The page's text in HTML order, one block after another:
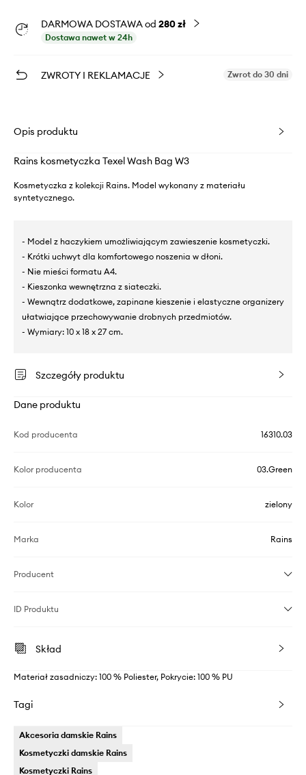
DARMOWA DOSTAWA od 280 zł
Dostawa nawet w 24h
ZWROTY I REKLAMACJE Zwrot do 30 dni
Opis produktu
Rains kosmetyczka Texel Wash Bag W3
Kosmetyczka z kolekcji Rains. Model wykonany z materiału
syntetycznego.
- Model z haczykiem umożliwiającym zawieszenie kosmetyczki.
- Krótki uchwyt dla komfortowego noszenia w dłoni.
- Nie mieści formatu A4.
- Kieszonka wewnętrzna z siateczki.
- Wewnątrz dodatkowe, zapinane kieszenie i elastyczne organizery
ułatwiające przechowywanie drobnych przedmiotów.
- Wymiary: 10 x 18 x 27 cm.
Szczegóły produktu
Dane produktu
Kod producenta 16310.03
Kolor producenta 03.Green
Kolor zielony
Marka Rains
Producent
ID Produktu
Skład
Materiał zasadniczy: 100 % Poliester, Pokrycie: 100 % PU
Tagi
Akcesoria damskie Rains
Kosmetyczki damskie Rains
Kosmetyczki Rains